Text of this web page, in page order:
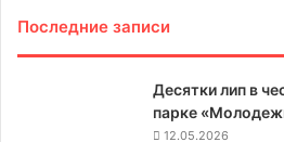
Последние записи
Десятки лип в
парке
12.05.2026